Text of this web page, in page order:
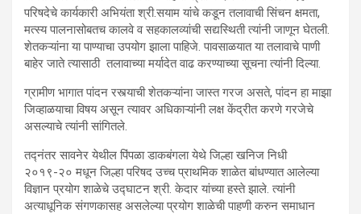
परिषदेचे कार्यकारी अभियंता श्री.सयाम यांचे कडून तलावाची सिंचन क्षमता,
मत्स्य पालनासोबतच कालवे व सहकालव्यांची सद्यस्थिती त्यांनी जाणून घेतली.
शेतकऱ्यांना या पाण्याचा उपयोग झाला पाहिजे. पावसाळयात या तलावाचे पाणी
बाहेर जाते त्यासाठी तलावाच्या मर्यादेत वाढ करण्याच्या सूचना त्यांनी दिल्या.
ग्रामीण भागात पांदन रस्त्याची शेतकऱ्यांना जास्त गरज असते, पांदन हा माझा
जिव्हाळयाचा विषय असून त्यावर अधिकाऱ्यांनी लक्ष केंद्रीत करणे गरजेचे
असल्याचे त्यांनी सांगितले.
तद्नंतर सावनेर येथील पिंपळा डाकबंगला येथे जिल्हा खनिज निधी
२०१९-२० मधून जिल्हा परिषद उच्च प्राथमिक शाळेत बांधण्यात आलेल्या
विज्ञान प्रयोग शाळेचे उद्घाटन श्री. केदार यांच्या हस्ते झाले. त्यांनी
अत्याधूनिक संगणकासह असलेल्या प्रयोग शाळेची पाहणी करुन समाधान